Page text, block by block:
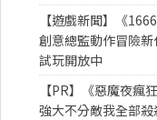
【遊戲新聞】《
創意總監動作冒險
試玩開放中
【PR】《惡魔夜瘋
強大不分敵我全部殺